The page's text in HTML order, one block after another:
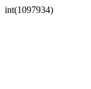
int(1097934)